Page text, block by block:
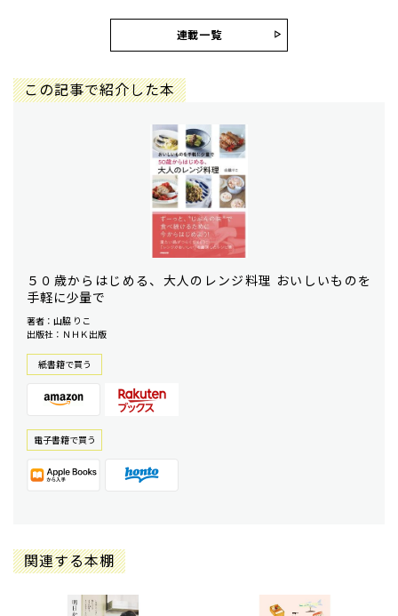
連載一覧
この記事で紹介した本
５０歳からはじめる、大人のレンジ料理 おいしいものを
手軽に少量で
著者：山脇 りこ
出版社：ＮＨＫ出版
紙書籍で買う
電⼦書籍で買う
関連する本棚